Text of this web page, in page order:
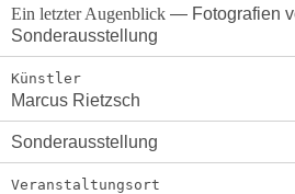
Ein letzter Augenblick— Fotografien
Sonderausstellung
Künstler
Marcus Rietzsch
Sonderausstellung
Veranstaltungsort